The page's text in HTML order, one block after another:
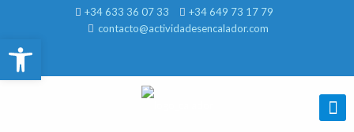
+34 633 36 07 33
+34 649 73 17 79
contacto@actividadesencalador.com
Abrir barra de herramientas